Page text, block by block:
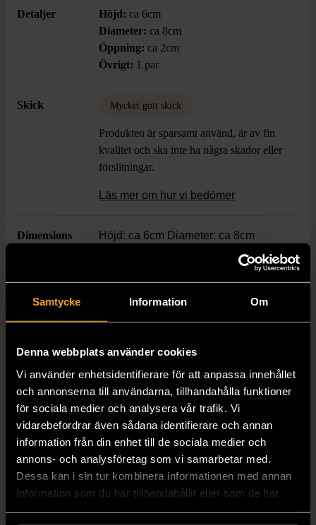
Samtycke Information Om
Denna webbplats använder cookies
Vi använder enhetsidentifierare för att anpassa innehållet
och annonserna till användarna, tillhandahålla funktioner
för sociala medier och analysera vår trafik. Vi
vidarebefordrar även sådana identifierare och annan
information från din enhet till de sociala medier och
annons- och analysföretag som vi samarbetar med.
Dessa kan i sin tur kombinera informationen med annan
information som du har tillhandahållit eller som de har
Detaljer Höjd: ca 6cm
Diameter: ca 8cm
Öppning: ca 2cm
Övrigt: 1 par
Skick Mycket gott skick
Produkten är sparsamt använd, är av fin
kvalitet och ska inte ha några skador eller
förslitningar.
Läs mer om hur vi bedömer
Dimensions
Höjd: ca 6cm Diameter: ca 8cm
Produkten är unik och finns enbart som 1 st i lager.
Fri frakt på alla köp över 990 kr.
14 dagars ångerrät.